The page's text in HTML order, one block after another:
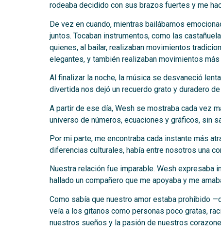
rodeaba decidido con sus brazos fuertes y me
De vez en cuando, mientras bailábamos
juntos. Tocaban instrumentos, como las
quienes, al bailar, realizaban movimientos
elegantes, y también realizaban movimientos
Al finalizar la noche, la música se desvaneció
divertida nos dejó un recuerdo grato y duradero
A partir de ese día, Wesh se mostraba cada vez
universo de números, ecuaciones y gráficos, sin
Por mi parte, me encontraba cada instante más
diferencias culturales, había entre nosotros una
Nuestra relación fue imparable. Wesh expresaba
hallado un compañero que me apoyaba y me
Como sabía que nuestro amor estaba prohibido
veía a los gitanos como personas poco gratas,
nuestros sueños y la pasión de nuestros